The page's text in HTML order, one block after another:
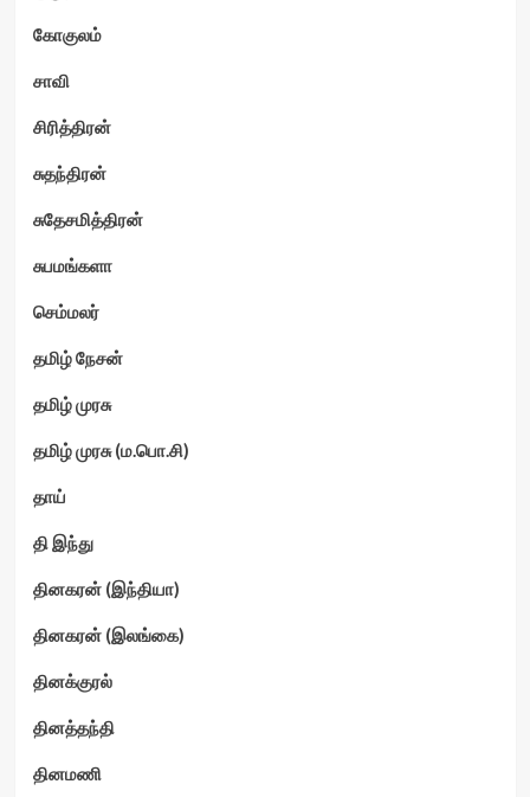
கோகுலம்
சாவி
சிரித்திரன்
சுதந்திரன்
சுதேசமித்திரன்
சுபமங்களா
செம்மலர்
தமிழ் நேசன்
தமிழ் முரசு
தமிழ் முரசு (ம.பொ.சி)
தாய்
தி இந்து
தினகரன் (இந்தியா)
தினகரன் (இலங்கை)
தினக்குரல்
தினத்தந்தி
தினமணி